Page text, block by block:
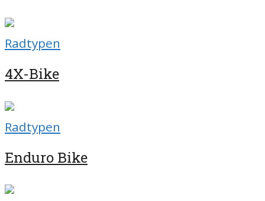
Radtypen
4X-Bike
Radtypen
Enduro Bike